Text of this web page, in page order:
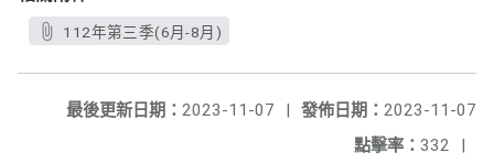
112年第三季(6月-8月)
發佈日期： 2023-11-07
最後更新日期： 2023-11-07
|
點擊率： 332 |